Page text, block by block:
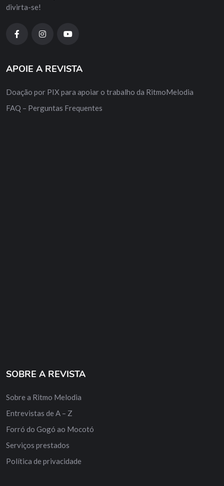
divirta-se!
APOIE A REVISTA
Doação por PIX para apoiar o trabalho da RitmoMelodia
FAQ – Perguntas Frequentes
SOBRE A REVISTA
Sobre a Ritmo Melodia
Entrevistas de A – Z
Forró do Gogó ao Mocotó
Serviços prestados
Política de privacidade